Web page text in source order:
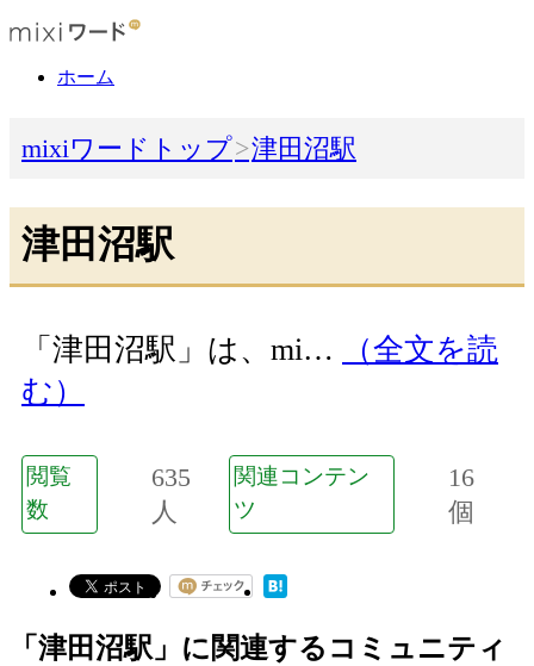
ホーム
mixiワードトップ 津田沼駅
津田沼駅
「津田沼駅」は、mi…
（全文を読
む）
閲覧
数
635
人
関連コンテン
ツ
16
個
「津田沼駅」に関連するコミュニティ